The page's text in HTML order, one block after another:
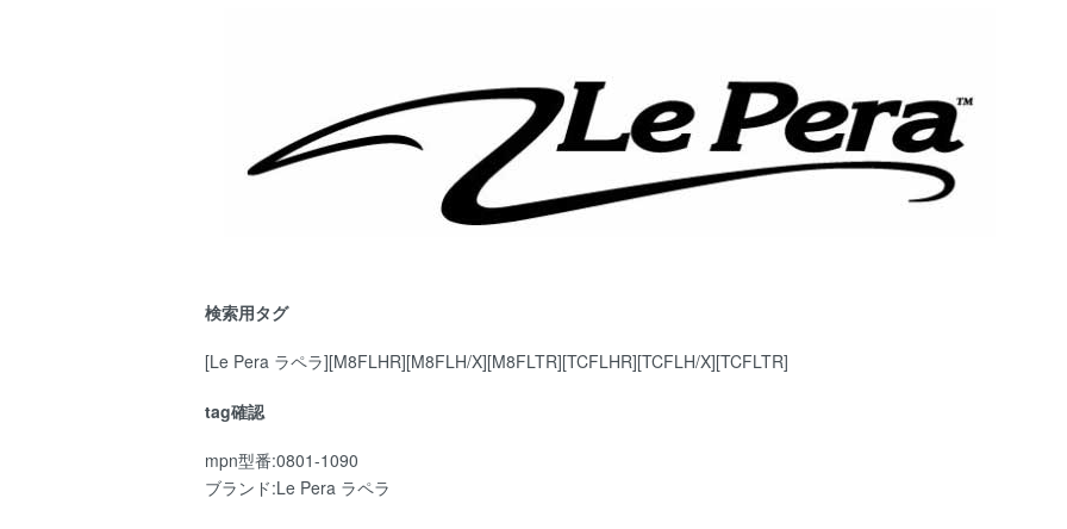
検索用タグ
[Le Pera ラペラ][M8FLHR][M8FLH/X][M8FLTR][TCFLHR][TCFLH/X][TCFLTR]
tag確認
mpn型番:0801-1090
ブランド:Le Pera ラペラ